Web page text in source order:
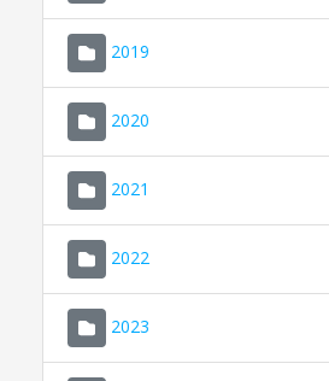
2019
2020
2021
2022
2023